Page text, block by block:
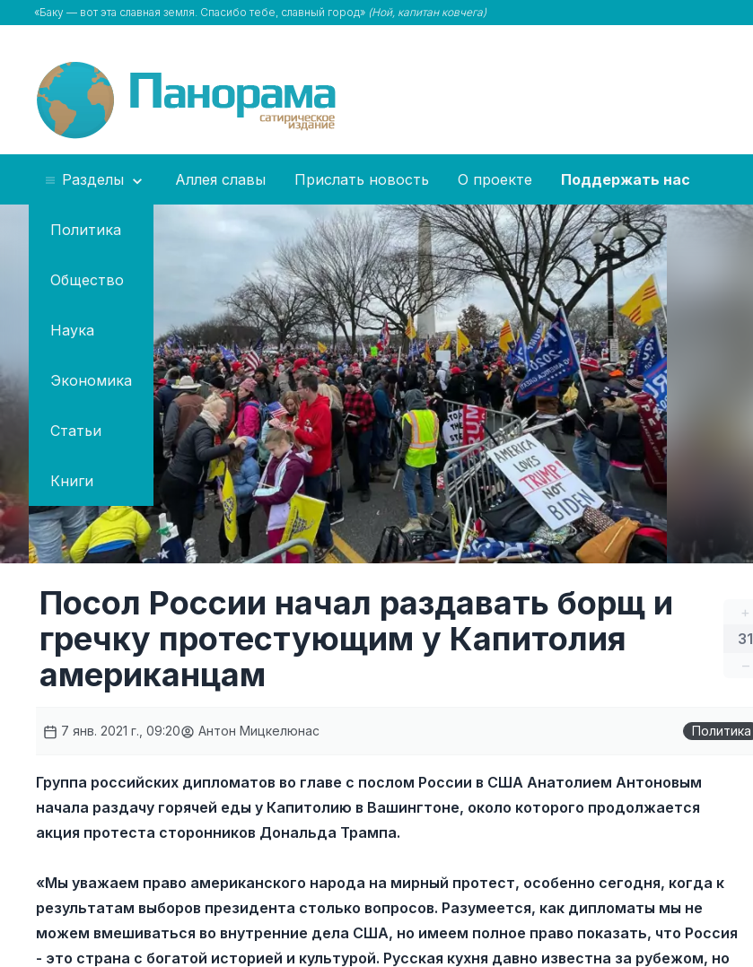
«Баку — вот эта славная земля. Спасибо тебе, славный город» (Ной, капитан ковчега)
Разделы
Политика
Общество
Наука
Экономика
Статьи
Книги
Аллея славы Прислать новость О проекте Поддержать нас
+
31
–
Посол России начал раздавать борщ и
гречку протестующим у Капитолия
американцам
7 янв. 2021 г., 09:20 Антон Мицкелюнас Политика
Группа российских дипломатов во главе с послом России в США Анатолием Антоновым
начала раздачу горячей еды у Капитолию в Вашингтоне, около которого продолжается
акция протеста сторонников Дональда Трампа.
«Мы уважаем право американского народа на мирный протест, особенно сегодня, когда к
результатам выборов президента столько вопросов. Разумеется, как дипломаты мы не
можем вмешиваться во внутренние дела США, но имеем полное право показать, что Россия
- это страна с богатой историей и культурой. Русская кухня давно известна за рубежом, но